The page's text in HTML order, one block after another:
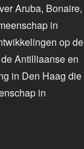
Aruba, Bonaire,
in
op de
Antilliaanse en
in Den Haag die
in